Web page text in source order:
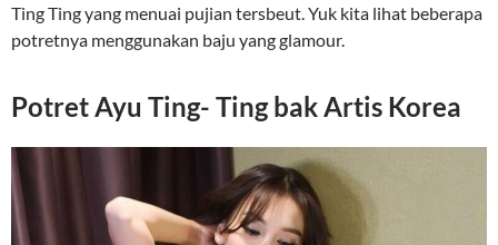
Ting Ting yang menuai pujian tersbeut. Yuk kita lihat beberapa
potretnya menggunakan baju yang glamour.
Potret Ayu Ting- Ting bak Artis Korea